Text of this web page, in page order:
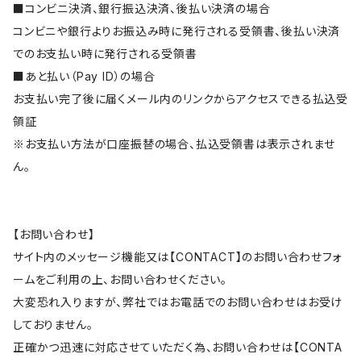
■コンビニ決済、銀行振込決済、後払い決済の場合
コンビニや銀行よりお振込み時に発行される受領書、後払い決済
でのお支払い時に発行される受領書
■あと払い（Pay ID）の場合
お支払い完了後に届くメール内のリンクからアクセスできる払込受
領証
※お支払い方法が口座振替の場合、払込受領書は表示されませ
ん。
【お問い合わせ】
サイト内のメッセージ機能又は【CONTACT】のお問い合わせフォ
ームをご利用の上、お問い合わせください。
大変恐れ入りますが、弊社ではお電話でのお問い合わせはお受け
しておりません。
正確かつ迅速に対応させていただく為、お問い合わせは【CONTA